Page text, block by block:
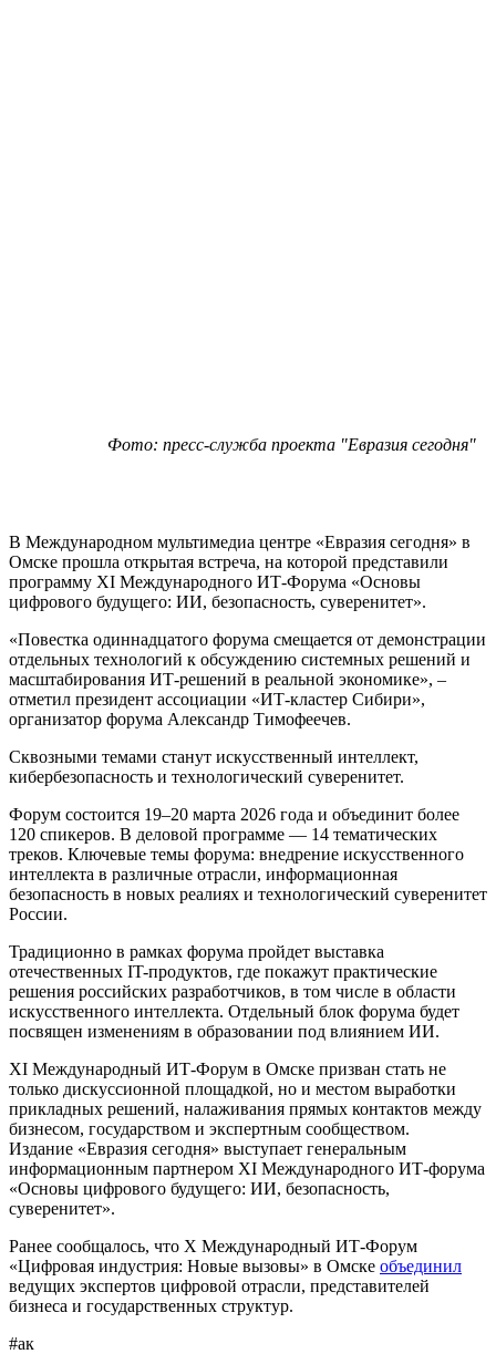
Фото: пресс-служба проекта "Евразия сегодня"
В Международном мультимедиа центре «Евразия сегодня» в
Омске прошла открытая встреча, на которой представили
программу XI Международного ИТ-Форума «Основы
цифрового будущего: ИИ, безопасность, суверенитет».
«Повестка одиннадцатого форума смещается от демонстрации
отдельных технологий к обсуждению системных решений и
масштабирования ИТ-решений в реальной экономике», –
отметил президент ассоциации «ИТ-кластер Сибири»,
организатор форума Александр Тимофеечев.
Сквозными темами станут искусственный интеллект,
кибербезопасность и технологический суверенитет.
Форум состоится 19–20 марта 2026 года и объединит более
120 спикеров. В деловой программе — 14 тематических
треков. Ключевые темы форума: внедрение искусственного
интеллекта в различные отрасли, информационная
безопасность в новых реалиях и технологический суверенитет
России.
Традиционно в рамках форума пройдет выставка
отечественных IT-продуктов, где покажут практические
решения российских разработчиков, в том числе в области
искусственного интеллекта. Отдельный блок форума будет
посвящен изменениям в образовании под влиянием ИИ.
XI Международный ИТ-Форум в Омске призван стать не
только дискуссионной площадкой, но и местом выработки
прикладных решений, налаживания прямых контактов между
бизнесом, государством и экспертным сообществом.
Издание «Евразия сегодня» выступает генеральным
информационным партнером XI Международного ИТ-форума
«Основы цифрового будущего: ИИ, безопасность,
суверенитет».
Ранее сообщалось, что X Международный ИТ-Форум
«Цифровая индустрия: Новые вызовы» в Омске объединил
ведущих экспертов цифровой отрасли, представителей
бизнеса и государственных структур.
#ак